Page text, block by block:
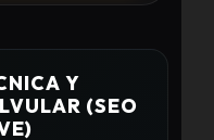
Y
(SEO